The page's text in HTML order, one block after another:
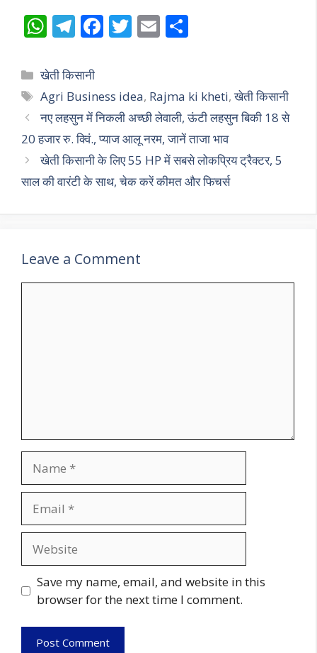
W
at
s
A
p
p
T
e
gr
a
m
F
b
o
o
k
T
er
E
l e
Categories
खेती किसानी
Tags
Agri Business idea, Rajma ki kheti,खेती किसानी
नए लहसुन में निकली अच्छी लेवाली, ऊंटी लहसुन बिकी 18 से
20 हजार रु. क्विं., प्याज आलू नरम, जानें ताजा भाव
खेती किसानी के लिए 55 HP में सबसे लोकप्रिय ट्रैक्टर, 5
साल की वारंटी के साथ, चेक करें कीमत और फिचर्स
Leave a Comment
Save my name, email, and website in this
browser for the next time I comment.